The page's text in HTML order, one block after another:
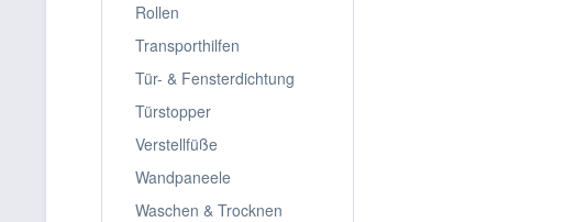
Rollen
Transporthilfen
Tür- & Fensterdichtung
Türstopper
Verstellfüße
Wandpaneele
Waschen & Trocknen